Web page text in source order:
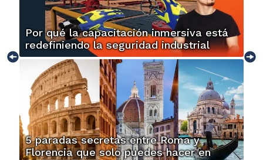
Por qué la capacitación inmersiva está
redefiniendo la seguridad industrial
5 paradas secretas entre Roma y
Florencia que solo puedes hacer en